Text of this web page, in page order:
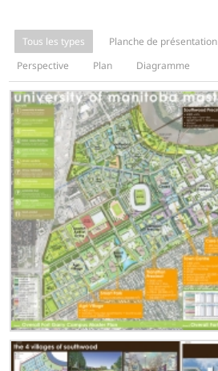
Tous les types Planche de présentation
Perspective
Plan Diagramme